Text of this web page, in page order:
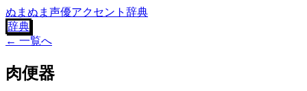
ぬまぬま声優アクセント辞典
辞典
← 一覧へ
肉便器